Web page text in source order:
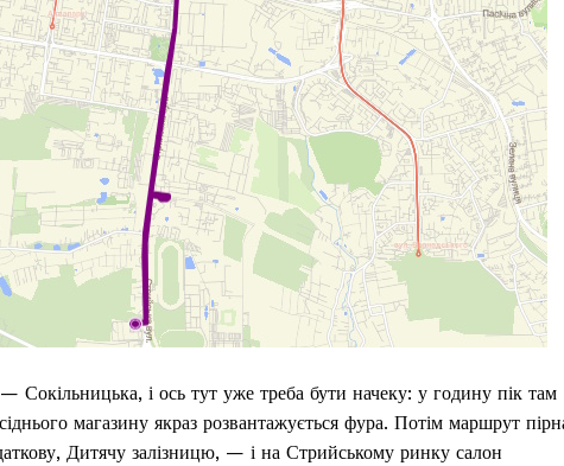
Сокільницька, і ось тут уже треба бути начеку: у годину пік там
магазину якраз розвантажується фура. Потім маршрут
Дитячу залізницю, — і на Стрийському ринку салон